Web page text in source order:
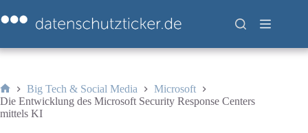
Inhalt
springen
Start
Big Tech & Social Media
Microsoft
Die Entwicklung des Microsoft Security Response Centers
mittels KI